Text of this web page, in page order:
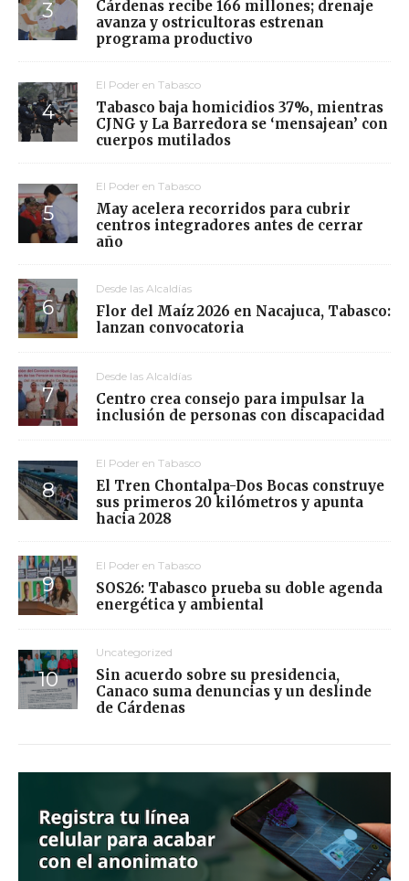
Cárdenas recibe 166 millones; drenaje
avanza y ostricultoras estrenan
programa productivo
El Poder en Tabasco
Tabasco baja homicidios 37%, mientras
CJNG y La Barredora se ‘mensajean’ con
cuerpos mutilados
El Poder en Tabasco
May acelera recorridos para cubrir
centros integradores antes de cerrar
año
Desde las Alcaldías
Flor del Maíz 2026 en Nacajuca, Tabasco:
lanzan convocatoria
Desde las Alcaldías
Centro crea consejo para impulsar la
inclusión de personas con discapacidad
El Poder en Tabasco
El Tren Chontalpa-Dos Bocas construye
sus primeros 20 kilómetros y apunta
hacia 2028
El Poder en Tabasco
SOS26: Tabasco prueba su doble agenda
energética y ambiental
Uncategorized
Sin acuerdo sobre su presidencia,
Canaco suma denuncias y un deslinde
de Cárdenas